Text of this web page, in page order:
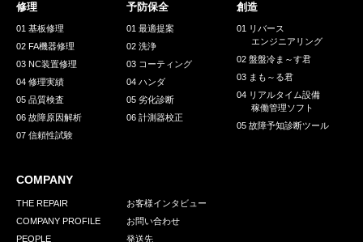
修理
01 基板修理
02 FA機器修理
03 NC装置修理
04 修理実績
05 品質検査
06 故障原因解析
07 信頼性試験
予防保全
01 最適提案
02 洗浄
03 コーティング
04 ハンダ
05 劣化診断
06 計測器校正
創造
01 リバース
エンジニアリング
02 盤盤冷ま～す君
03 まも～る君
04 リアルタイム設備
稼働管理ソフト
05 故障予知診断ツール
COMPANY
THE REPAIR
COMPANY PROFILE
PEOPLE
お客様インタビュー
お問い合わせ
発送先